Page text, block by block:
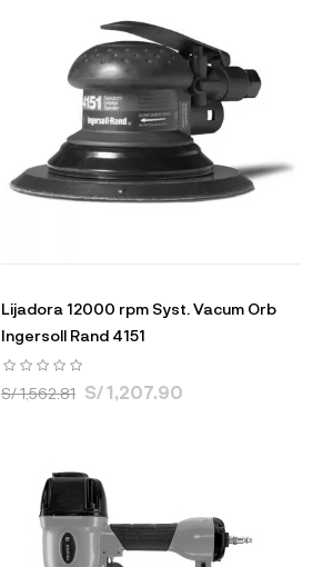
Lijadora 12000 rpm Syst. Vacum Orb
Ingersoll Rand 4151
S/ 1,562.81 S/ 1,207.90